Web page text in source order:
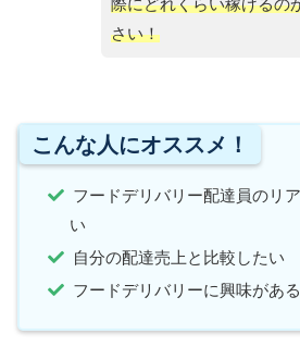
さい！
こんな人にオススメ！
フードデリバリー配達員のリ
い
自分の配達売上と比較したい
フードデリバリーに興味がある